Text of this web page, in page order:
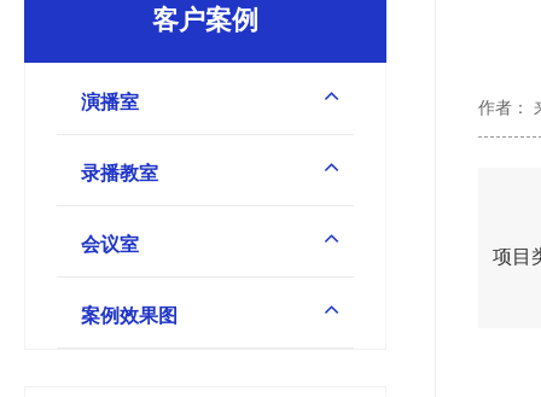
客户案例
演播室
录播教室
会议室
案例效果图
作者：
项目